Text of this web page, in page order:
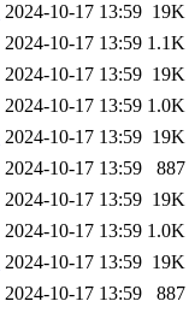
2024-10-17 13:59 19K
2024-10-17 13:59 1.1K
2024-10-17 13:59 19K
2024-10-17 13:59 1.0K
2024-10-17 13:59 19K
2024-10-17 13:59
887
2024-10-17 13:59 19K
2024-10-17 13:59 1.0K
2024-10-17 13:59 19K
2024-10-17 13:59
887